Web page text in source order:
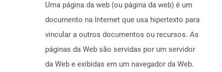
Uma página da web (ou página da web) é um
documento na Internet que usa hipertexto para
vincular a outros documentos ou recursos. As
páginas da Web são servidas por um servidor
da Web e exibidas em um navegador da Web.